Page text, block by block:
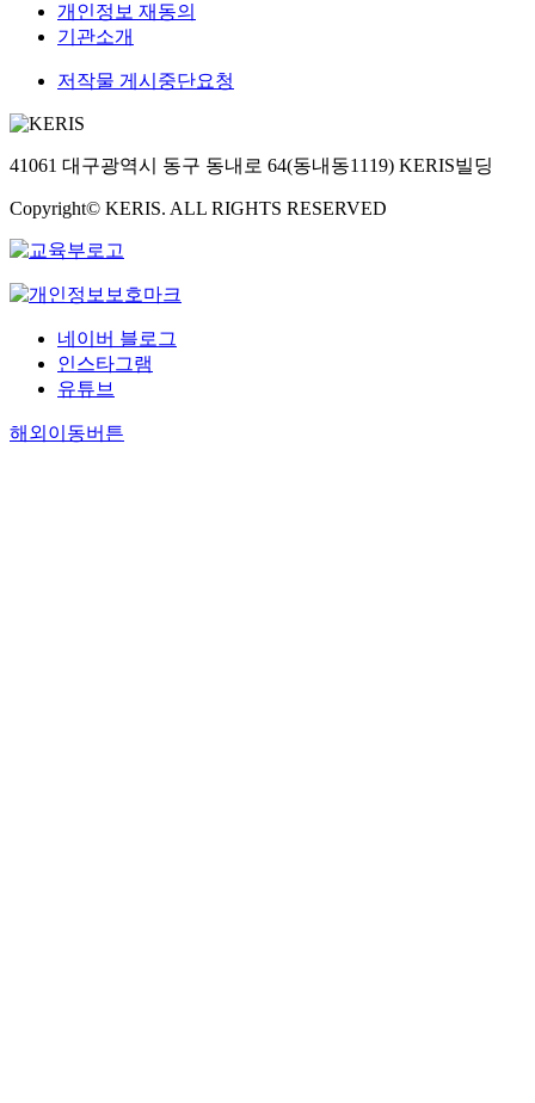
개인정보 재동의
기관소개
저작물 게시중단요청
41061 대구광역시 동구 동내로 64(동내동1119) KERIS빌딩
Copyright© KERIS. ALL RIGHTS RESERVED
네이버 블로그
인스타그램
유튜브
해외이동버튼